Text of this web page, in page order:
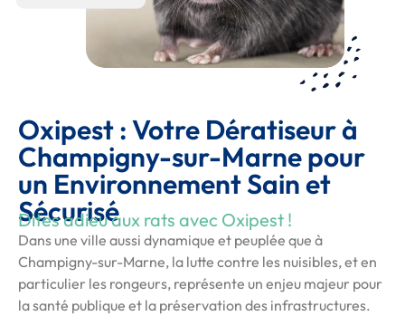
Oxipest : Votre Dératiseur à
Champigny-sur-Marne pour
un Environnement Sain et
Sécurisé
Dites adieu aux rats avec Oxipest !
Dans une ville aussi dynamique et peuplée que à
Champigny-sur-Marne, la lutte contre les nuisibles, et en
particulier les rongeurs, représente un enjeu majeur pour
la santé publique et la préservation des infrastructures.